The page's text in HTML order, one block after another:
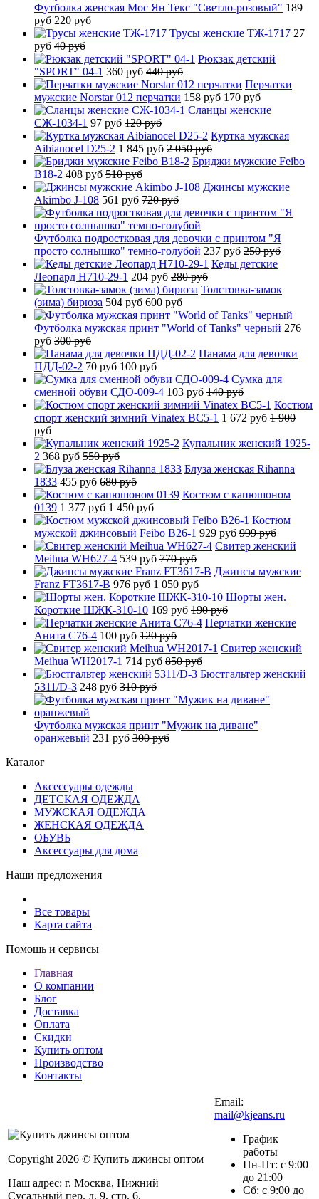
Футболка женская Мос Ян Текс "Светло-розовый" 189
руб 220 руб
Трусы женские ТЖ-1717 27
руб 40 руб
Рюкзак детский
"SPORT" 04-1 360 руб 440 руб
Перчатки
мужские Norstar 012 перчатки 158 руб 170 руб
Сланцы женские
СЖ-1034-1 97 руб 120 руб
Куртка мужская
Aibianocel D25-2 1 845 руб 2 050 руб
Бриджи мужские Feibo
B18-2 408 руб 510 руб
Джинсы мужские
Akimbo J-108 561 руб 720 руб
Футболка подростковая для девочки с принтом "Я
просто солнышко" темно-голубой 237 руб 250 руб
Кеды детские
Леопард H710-29-1 204 руб 280 руб
Толстовка-замок
(зима) бирюза 504 руб 600 руб
Футболка мужская принт "World of Tanks" черный 276
руб 300 руб
Панама для девочки
ПДД-02-2 70 руб 100 руб
Сумка для
сменной обуви СДО-009-4 103 руб 140 руб
Костюм
спорт женский зимний Vinatex BC5-1 1 672 руб 1 900
руб
Купальник женский 1925-
2 368 руб 550 руб
Блуза женская Rihanna
1833 455 руб 680 руб
Костюм с капюшоном
0139 1 377 руб 1 450 руб
Костюм
мужской джинсовый Feibo B26-1 929 руб 999 руб
Свитер женский
Meihua WH627-4 539 руб 770 руб
Джинсы мужские
Franz FT3617-B 976 руб 1 050 руб
Шорты жен.
Короткие ШЖК-310-10 169 руб 190 руб
Перчатки женские
Анита C76-4 100 руб 120 руб
Свитер женский
Meihua WH2017-1 714 руб 850 руб
Бюстгальтер женский
5311/D-3 248 руб 310 руб
Футболка мужская принт "Мужик на диване"
оранжевый 231 руб 300 руб
Каталог
Аксессуары одежды
ДЕТСКАЯ ОДЕЖДА
МУЖСКАЯ ОДЕЖДА
ЖЕНСКАЯ ОДЕЖДА
ОБУВЬ
Аксессуары для дома
Наши предложения
Все товары
Карта сайта
Помощь и сервисы
Главная
О компании
Блог
Доставка
Оплата
Скидки
Купить оптом
Производство
Контакты
Copyright 2026 © Купить джинсы оптом
Наш адрес: г. Москва, Нижний
Сусальный пер. д. 9, стр. 6.
Email:
mail@kjeans.ru
График
работы
Пн-Пт: с 9:00
до 21:00
Сб: с 9:00 до